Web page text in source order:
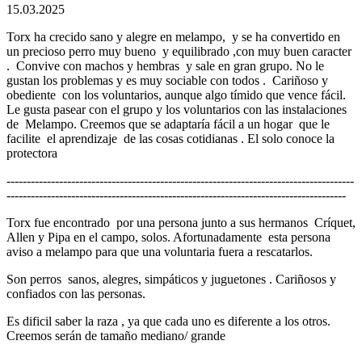
15.03.2025
Torx ha crecido sano y alegre en melampo, y se ha convertido en
un precioso perro muy bueno y equilibrado ,con muy buen caracter
. Convive con machos y hembras y sale en gran grupo. No le
gustan los problemas y es muy sociable con todos . Cariñoso y
obediente con los voluntarios, aunque algo tímido que vence fácil.
Le gusta pasear con el grupo y los voluntarios con las instalaciones
de Melampo. Creemos que se adaptaría fácil a un hogar que le
facilite el aprendizaje de las cosas cotidianas . El solo conoce la
protectora
--------------------------------------------------------------------------------------
------------------------------------------------------------------------------------
Torx fue encontrado por una persona junto a sus hermanos Críquet,
Allen y Pipa en el campo, solos. Afortunadamente esta persona
aviso a melampo para que una voluntaria fuera a rescatarlos.
Son perros sanos, alegres, simpáticos y juguetones . Cariñosos y
confiados con las personas.
Es dificil saber la raza , ya que cada uno es diferente a los otros.
Creemos serán de tamaño mediano/ grande